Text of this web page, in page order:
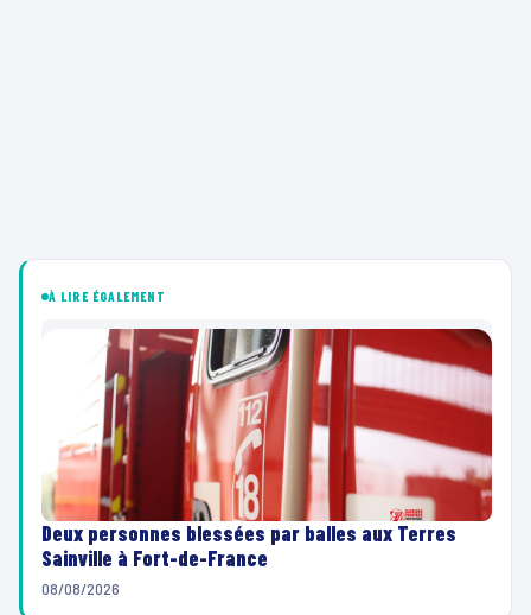
À LIRE ÉGALEMENT
Deux personnes blessées par balles aux Terres
Sainville à Fort-de-France
08/08/2026